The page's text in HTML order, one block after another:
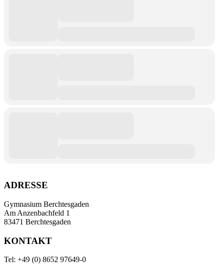
ADRESSE
Gymnasium Berchtesgaden
Am Anzenbachfeld 1
83471 Berchtesgaden
KONTAKT
Tel: +49 (0) 8652 97649-0